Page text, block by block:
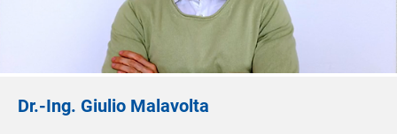
Dr.-Ing. Giulio Malavolta